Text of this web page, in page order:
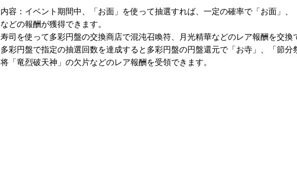
内容：イベント期間中、「お面」を使って抽選すれば、一定の確率で「お面」、
などの報酬が獲得できます。
寿司を使って多彩円盤の交換商店で混沌召喚符、月光精華などのレア報酬を交換
多彩円盤で指定の抽選回数を達成すると多彩円盤の円盤還元で「お寺」、「節分
将「竜烈破天神」の欠片などのレア報酬を受領できます。